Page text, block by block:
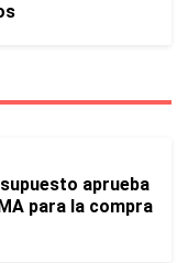
aprueba
para la compra